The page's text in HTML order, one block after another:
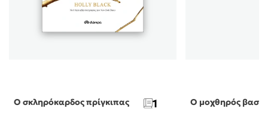
Ο σκληρόκαρδος πρίγκιπας 1 Ο μοχθηρός